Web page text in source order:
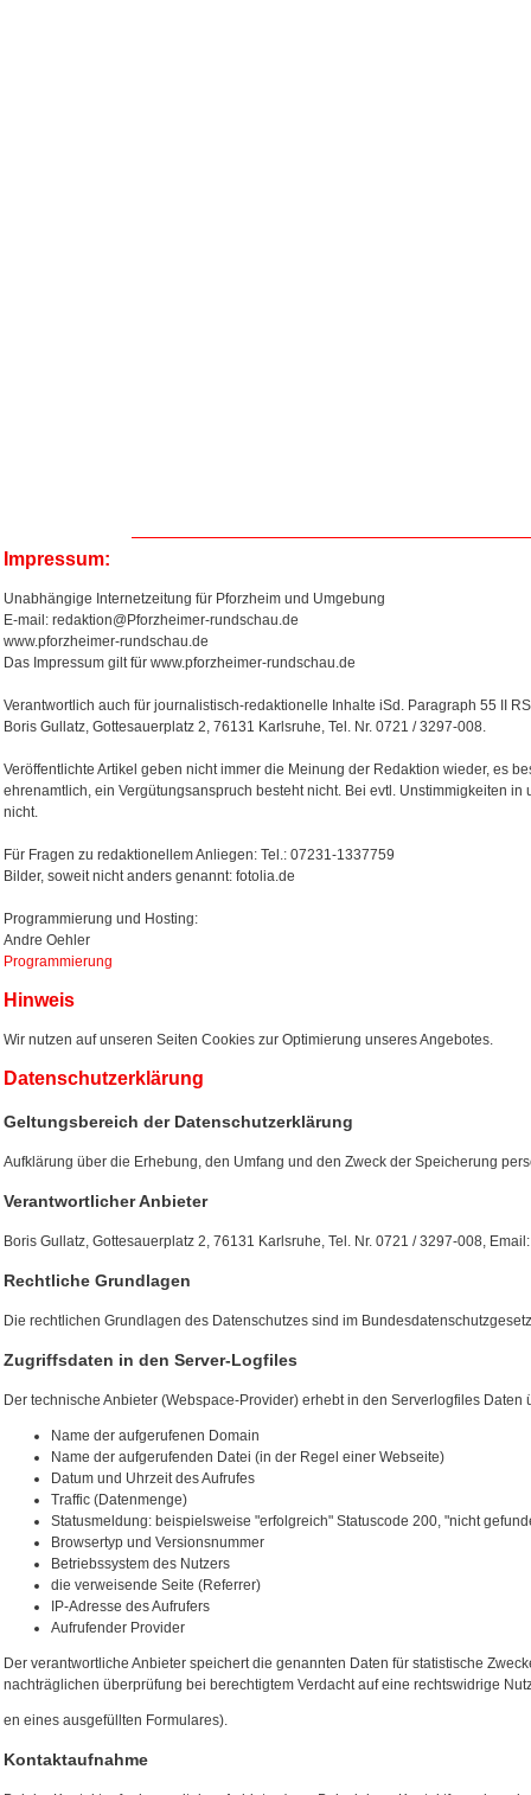
Impressum:
Unabhängige Internetzeitung für Pforzheim und Umgebung
E-mail: redaktion@Pforzheimer-rundschau.de
www.pforzheimer-rundschau.de
Das Impressum gilt für www.pforzheimer-rundschau.de
Verantwortlich auch für journalistisch-redaktionelle Inhalte iSd. Paragraph 55 II
Boris Gullatz, Gottesauerplatz 2, 76131 Karlsruhe, Tel. Nr. 0721 / 3297-008.
Veröffentlichte Artikel geben nicht immer die Meinung der Redaktion wieder, es
ehrenamtlich, ein Vergütungsanspruch besteht nicht. Bei evtl. Unstimmigkeiten
nicht.
Für Fragen zu redaktionellem Anliegen: Tel.: 07231-1337759
Bilder, soweit nicht anders genannt: fotolia.de
Programmierung und Hosting:
Andre Oehler
Programmierung
Hinweis
Wir nutzen auf unseren Seiten Cookies zur Optimierung unseres Angebotes.
Datenschutzerklärung
Geltungsbereich der Datenschutzerklärung
Aufklärung über die Erhebung, den Umfang und den Zweck der Speicherung
Verantwortlicher Anbieter
Boris Gullatz, Gottesauerplatz 2, 76131 Karlsruhe, Tel. Nr. 0721 / 3297-008,
Rechtliche Grundlagen
Die rechtlichen Grundlagen des Datenschutzes sind im
Zugriffsdaten in den Server-Logfiles
Der technische Anbieter (Webspace-Provider) erhebt in den Serverlogfiles
Name der aufgerufenen Domain
Name der aufgerufenden Datei (in der Regel einer Webseite)
Datum und Uhrzeit des Aufrufes
Traffic (Datenmenge)
Statusmeldung: beispielsweise "erfolgreich" Statuscode 200, "nicht
Browsertyp und Versionsnummer
Betriebssystem des Nutzers
die verweisende Seite (Referrer)
IP-Adresse des Aufrufers
Aufrufender Provider
Der verantwortliche Anbieter speichert die genannten Daten für statistische
nachträglichen überprüfung bei berechtigtem Verdacht auf eine rechtswidrige
en eines ausgefüllten Formulares).
Kontaktaufnahme